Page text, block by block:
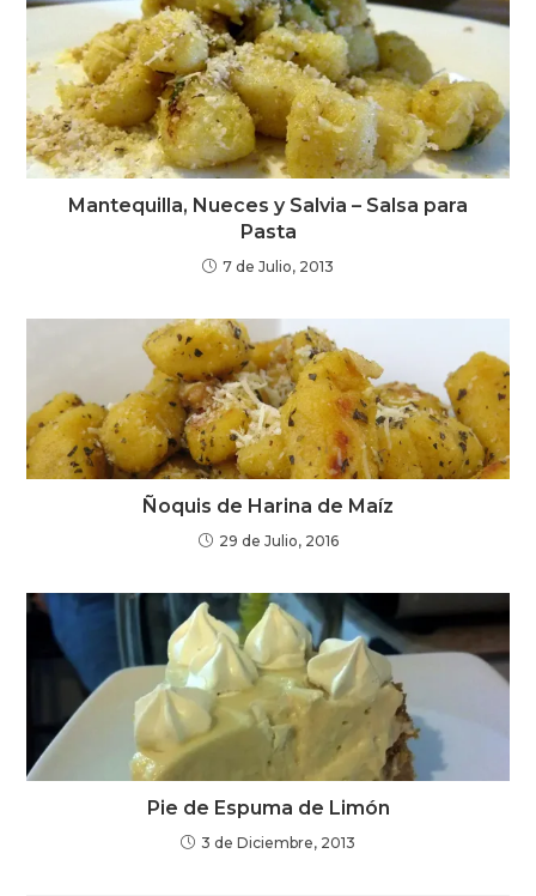
Mantequilla, Nueces y Salvia – Salsa para
Pasta
7 de Julio, 2013
Ñoquis de Harina de Maíz
29 de Julio, 2016
Pie de Espuma de Limón
3 de Diciembre, 2013